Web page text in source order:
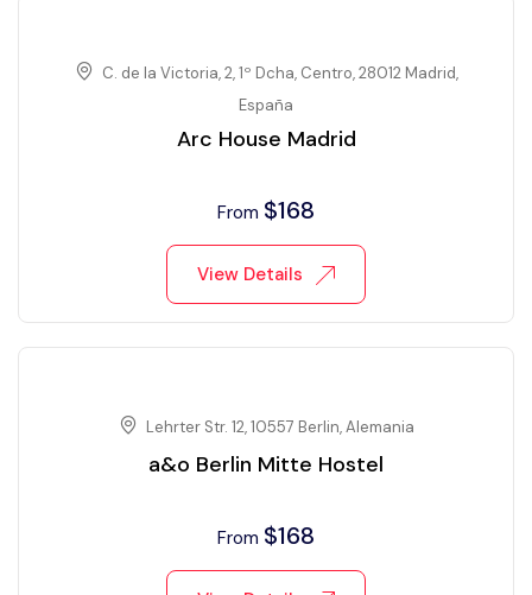
C. de la Victoria, 2, 1º Dcha, Centro, 28012 Madrid,
España
Arc House Madrid
From $168
View Details
Lehrter Str. 12, 10557 Berlin, Alemania
a&o Berlin Mitte Hostel
From $168